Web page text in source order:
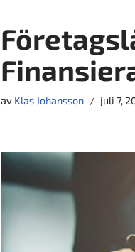
av Klas Johansson juli 7,